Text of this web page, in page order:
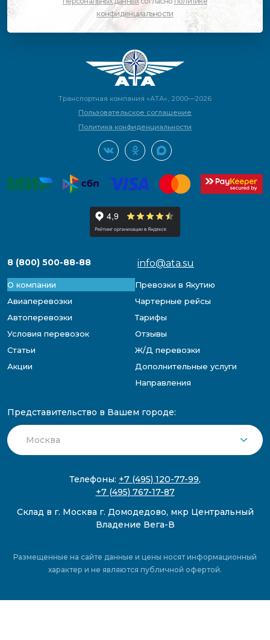
конфиденциальности
Транспортная компания «АТА», 2000—2026
Пользовательское соглашение
Политика конфиденциальности
8 (800) 500-88-88 info@ata.su
О компании
Превозки в Якутию
Авиаперевозки
Чартерные рейсы
Автоперевозки
Тарифы
Условия перевозок
Отзывы
Статьи
Ж/Д перевозки
Акции
Дополнительные услуги
Направления
Представительство в Вашем городе:
Телефоны: +7 (495) 120-77-99,
+7 (495) 767-17-87
Склад в г. Москва г. Домодедово, мкр Центральный
Владение Вега-В
Размещенные на сайте данные и цены носят информационный
характер и не являются публичной офертой.